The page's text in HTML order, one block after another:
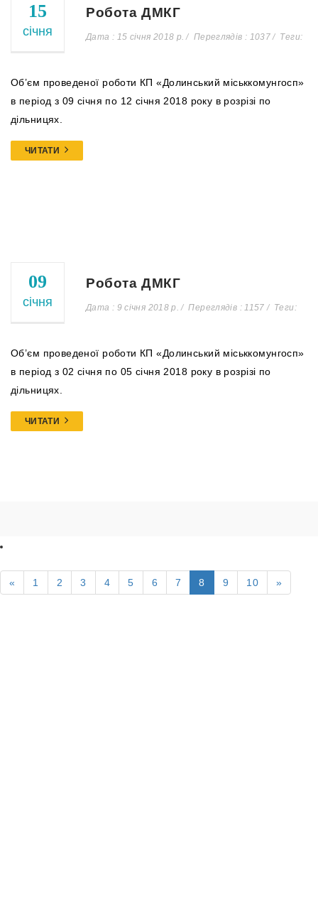
15
січня
Робота ДМКГ
Дата : 15 січня 2018 р. Переглядів : 1037 Теги:
Об’єм проведеної роботи КП «Долинський міськкомунгосп»
в період з 09 січня по 12 січня 2018 року в розрізі по
дільницях.
ЧИТАТИ
09
січня
Робота ДМКГ
Дата : 9 січня 2018 р. Переглядів : 1157 Теги:
Об’єм проведеної роботи КП «Долинський міськкомунгосп»
в період з 02 січня по 05 січня 2018 року в розрізі по
дільницях.
ЧИТАТИ
« 1 2 3 4 5 6 7 8 9 10 »